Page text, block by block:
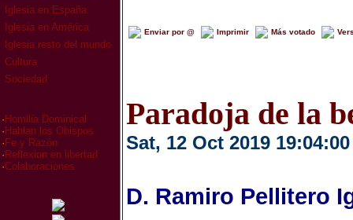
Iglesia en España
Iglesia en América
Iglesia resto del mundo
Cultura
Sociedad
· Homilia Dominical
· Hablan los Obispos
· Fe y Razón
· Reflexion en libertad
·Colaboraciones
Enviar por @ Imprimir Más votado
Paradoja de la
Sat, 12 Oct 2019 19:04:00
D. Ramiro Pellitero